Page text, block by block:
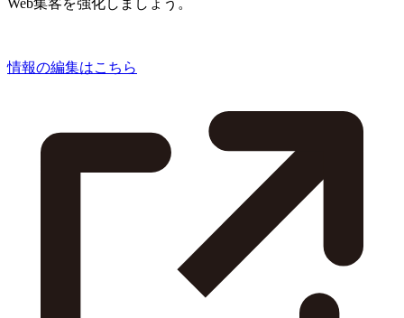
情報の編集はこちら